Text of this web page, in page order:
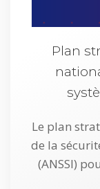
Plan
Le plan
de la
(ANSSI)